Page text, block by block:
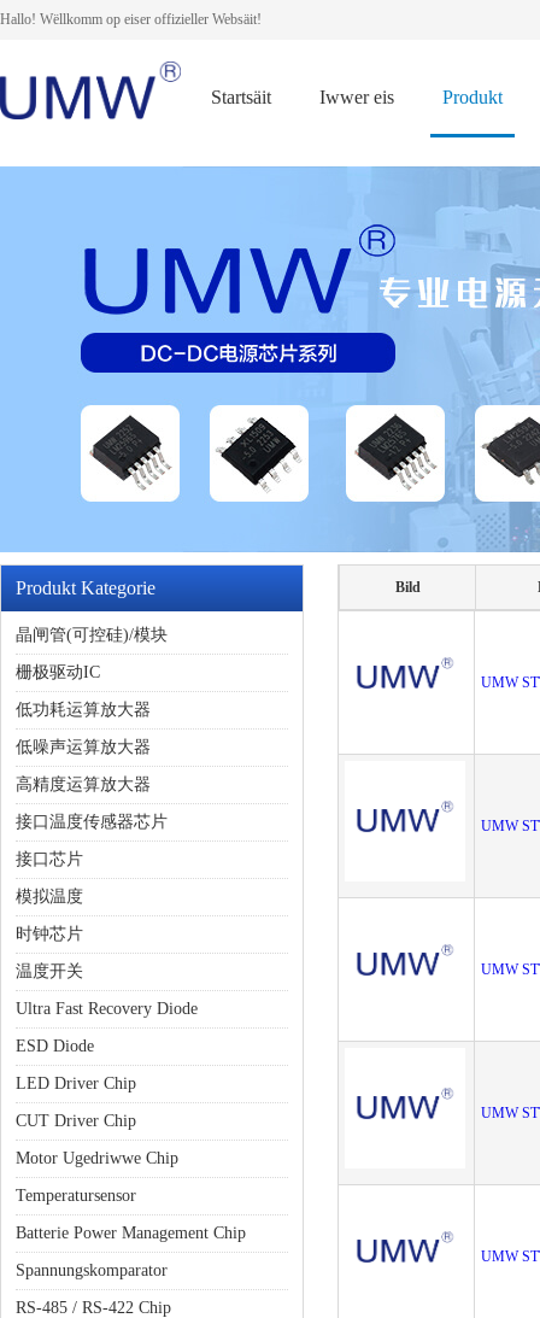
Hallo! Wëllkomm op eiser offizieller Websäit!
Startsäit Iwwer eis Produkt
Produkt Kategorie
晶闸管(可控硅)/模块
栅极驱动IC
低功耗运算放大器
低噪声运算放大器
高精度运算放大器
接口温度传感器芯片
接口芯片
模拟温度
时钟芯片
温度开关
Ultra Fast Recovery Diode
ESD Diode
LED Driver Chip
CUT Driver Chip
Motor Ugedriwwe Chip
Temperatursensor
Batterie Power Management Chip
Spannungskomparator
RS-485 / RS-422 Chip
Bild
UMW
UMW
UMW
UMW
UMW